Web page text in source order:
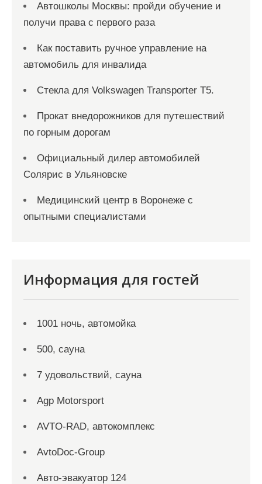
Автошколы Москвы: пройди обучение и
получи права с первого раза
Как поставить ручное управление на
автомобиль для инвалида
Стекла для Volkswagen Transporter T5.
Прокат внедорожников для путешествий
по горным дорогам
Официальный дилер автомобилей
Солярис в Ульяновске
Медицинский центр в Воронеже с
опытными специалистами
Информация для гостей
1001 ночь, автомойка
500, сауна
7 удовольствий, сауна
Agp Motorsport
AVTO-RAD, автокомплекс
AvtoDoc-Group
Aвто-эвакуатор 124